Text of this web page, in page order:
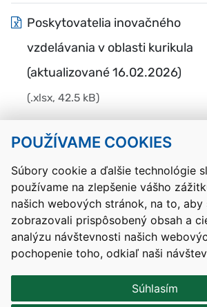
POUŽÍVAME COOKIES
Súbory cookie a ďalšie technológie
používame na zlepšenie vášho
našich webových stránok, na to, aby
zobrazovali prispôsobený obsah a
analýzu návštevnosti našich
pochopenie toho, odkiaľ naši
Súhlasím
Poskytovatelia inovačného
vzdelávania v oblasti kurikula
(aktualizované 16.02.2026)
(.xlsx, 42.5 kB)
Kontakty Mapa stránky RSS
Vyhlásenie o
Nastavenia cookies
Prevádzkovateľom služby je Ministerstvo
vývoja a mládeže Slovenskej republiky.